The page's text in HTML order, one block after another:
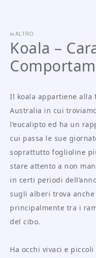
in ALTRO
Koala –
Il koala appartiene alla
Australia in cui
l’eucalipto ed ha un
cui passa le sue
soprattutto foglioline
stare attento a non
in certi periodi
sugli alberi trova
principalmente tra i
del cibo.
Ha occhi vivaci e